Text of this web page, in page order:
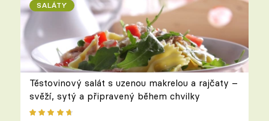
SALÁTY
Těstovinový salát s uzenou makrelou a rajčaty –
svěží, sytý a připravený během chvilky